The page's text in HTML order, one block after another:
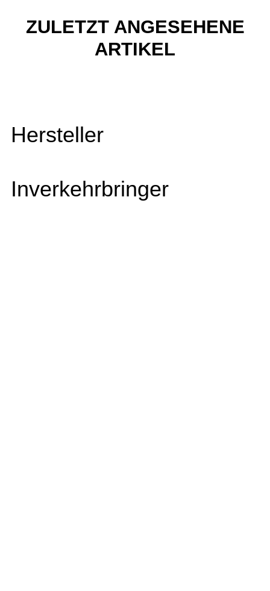
ZULETZT ANGESEHENE
ARTIKEL
Hersteller
Inverkehrbringer